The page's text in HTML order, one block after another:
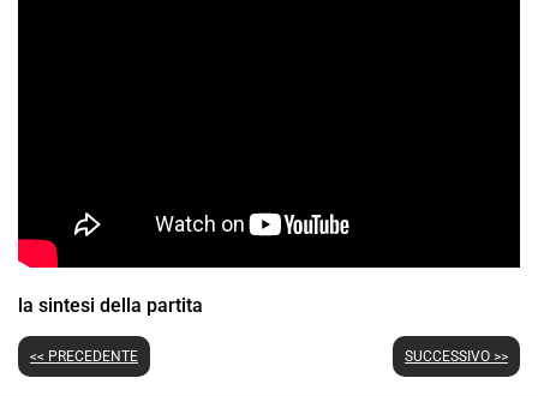
la sintesi della partita
<< PRECEDENTE SUCCESSIVO >>